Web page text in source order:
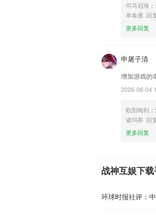
司马冠海
单泰雁 回
更多回复
申屠子清
增加游戏的
2026-06-04
欧阳梅利
诸玛寒 回
更多回复
战神互娱下
环球时报社评：